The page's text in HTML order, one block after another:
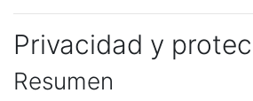
Privacidad y
Resumen